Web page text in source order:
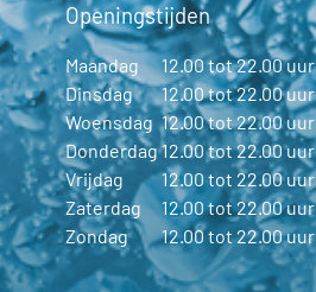
Openingstijden
Maandag
12.00 tot 22.00 uur
Dinsdag
12.00 tot 22.00 uur
Woensdag 12.00 tot 22.00 uur
Donderdag12.00 tot 22.00 uur
Vrijdag
12.00 tot 22.00 uur
Zaterdag
12.00 tot 22.00 uur
Zondag
12.00 tot 22.00 uur